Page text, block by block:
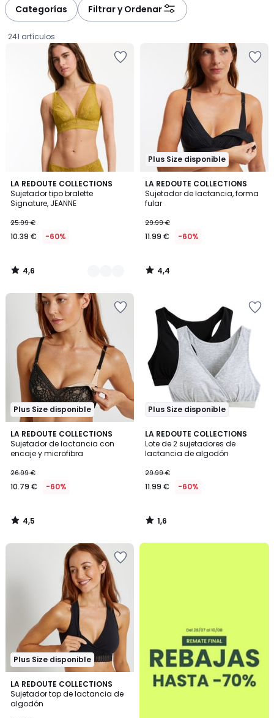
Categorías Filtrar y Ordenar
241 artículos
LA REDOUTE COLLECTIONS
Sujetador tipo bralette
Signature, JEANNE
€
en
de
25.99
descuento
aplicado.
25.99 €
10.39 € -60%
4,6
/ 5
5
Colores
4,6
/
Plus Size disponible
LA REDOUTE COLLECTIONS
Sujetador de lactancia, forma
fular
29.99 €
11.99 € -60%
4,4
/ 5
4,4
/
Plus Size disponible
LA REDOUTE COLLECTIONS
Sujetador de lactancia con
encaje y microfibra
26.99 €
10.79 € -60%
4,5
/ 5
4,5
/
Plus Size disponible
LA REDOUTE COLLECTIONS
Lote de 2 sujetadores de
lactancia de algodón
29.99 €
11.99 € -60%
1,6
/
5
1,6
/
Plus Size disponible
LA REDOUTE COLLECTIONS
Sujetador top de lactancia de
algodón
2,6
/ 5
.